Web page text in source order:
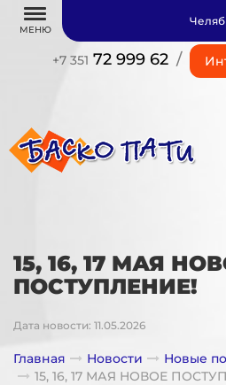
МЕНЮ
+7 351 72 999 62 /
15, 16, 17 МАЯ
ПОСТУПЛЕНИЕ!
Дата новости: 11.05.2026
Главная Новости
Новые
15, 16, 17 МАЯ НОВОЕ